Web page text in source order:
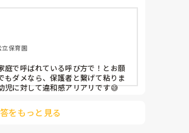
だけがクレームとして注意をう
さげたり洗います。
。休憩は園長のいる職員室で取
事の手が震えます。
相談してみても良さそうですね😢
保育園
庭で呼ばれている呼び方で！とお願
もダメなら、保護者と繋げて粘りま
児に対して違和感アリアリです😅
をもっと見る